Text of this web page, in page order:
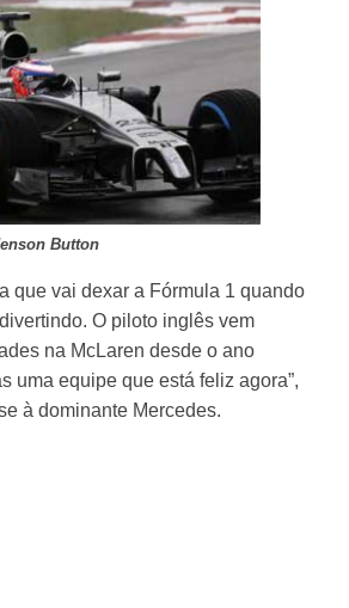
Button
que vai dexar a Fórmula 1 quando
O piloto inglês vem
na McLaren desde o ano
uma equipe que está feliz agora”,
à dominante Mercedes.